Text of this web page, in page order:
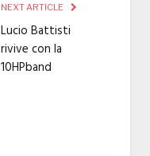
NEXT ARTICLE
Lucio Battisti
rivive con la
10HPband